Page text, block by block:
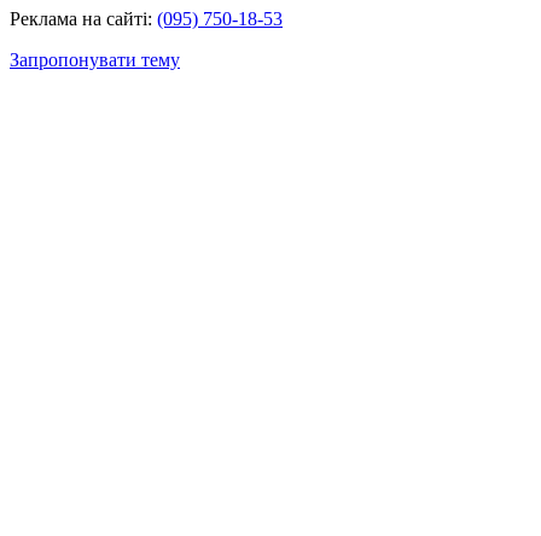
Реклама на сайті: (095) 750-18-53
Запропонувати тему